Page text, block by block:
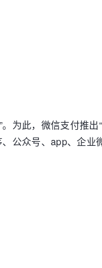
为此，微信支付推出
公众号、app、企业